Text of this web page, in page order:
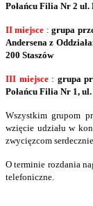
Połańcu Filia Nr 2 ul.
II miejsce :grupa
Andersena z
200 Staszów
III miejsce : grupa
Połańcu Filia Nr 1,
Wszystkim grupom
wzięcie udziału w
zwycięzcom
O terminie rozdania
telefoniczne.